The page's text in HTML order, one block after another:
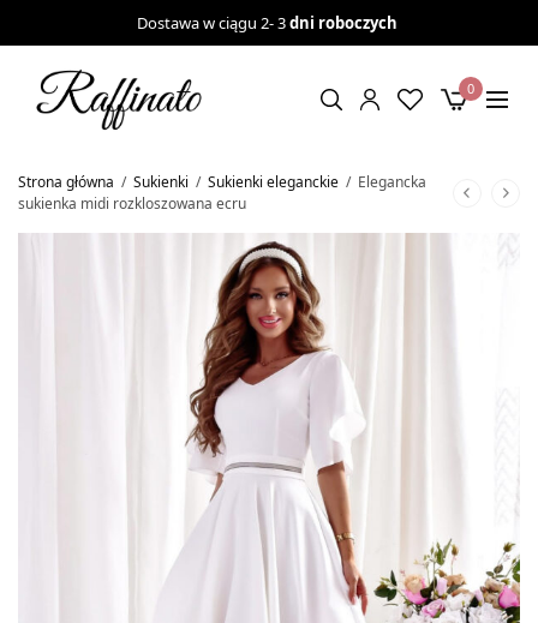
Dostawa w ciągu 2- 3dni roboczych
0
Strona główna / Sukienki / Sukienki eleganckie / Elegancka
sukienka midi rozkloszowana ecru